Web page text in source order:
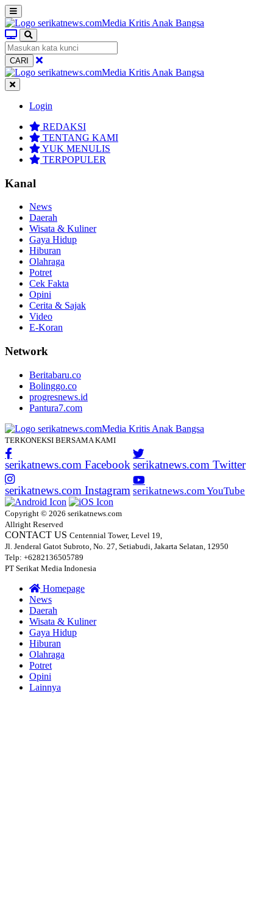
CARI
Login
REDAKSI
TENTANG KAMI
YUK MENULIS
TERPOPULER
Kanal
News
Daerah
Wisata & Kuliner
Gaya Hidup
Hiburan
Olahraga
Potret
Cek Fakta
Opini
Cerita & Sajak
Video
E-Koran
Network
Beritabaru.co
Bolinggo.co
progresnews.id
Pantura7.com
TERKONEKSI BERSAMA KAMI
serikatnews.com Facebook serikatnews.com Twitter
serikatnews.com Instagram serikatnews.com YouTube
Copyright © 2026 serikatnews.com
Allright Reserved
CONTACT US Centennial Tower, Level 19,
Jl. Jenderal Gatot Subroto, No. 27, Setiabudi, Jakarta Selatan, 12950
Telp: +6282136505789
PT Serikat Media Indonesia
Homepage
News
Daerah
Wisata & Kuliner
Gaya Hidup
Hiburan
Olahraga
Potret
Opini
Lainnya